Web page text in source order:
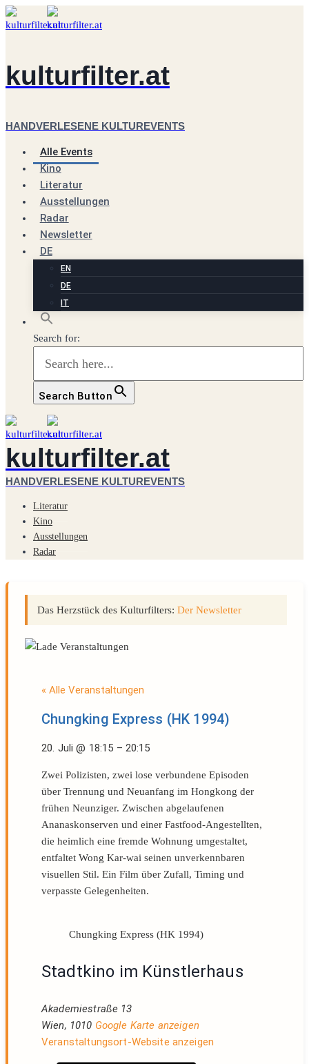
Zum
Inhalt
kulturfilter.at
HANDVERLESENE KULTUREVENTS
Alle Events
Kino
Literatur
Ausstellungen
Radar
Newsletter
DE
EN
DE
IT
Search for:
Search Button
kulturfilter.at
HANDVERLESENE KULTUREVENTS
Literatur
Kino
Ausstellungen
Radar
Das Herzstück des Kulturfilters: Der Newsletter
« Alle Veranstaltungen
Chungking Express (HK 1994)
20. Juli@ 18:15 – 20:15
Zwei Polizisten, zwei lose verbundene Episoden
über Trennung und Neuanfang im Hongkong der
frühen Neunziger. Zwischen abgelaufenen
Ananaskonserven und einer Fastfood-Angestellten,
die heimlich eine fremde Wohnung umgestaltet,
entfaltet Wong Kar-wai seinen unverkennbaren
visuellen Stil. Ein Film über Zufall, Timing und
verpasste Gelegenheiten.
Chungking Express (HK 1994)
Stadtkino im Künstlerhaus
Akademiestraße 13
Wien, 1010 Google Karte anzeigen
Veranstaltungsort-Website anzeigen